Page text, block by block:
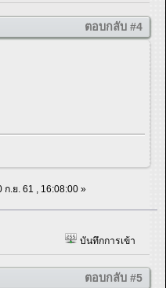
ตอบกลับ #4
ก.ย. 61 , 16:08:00 »
บันทึกการเข้า
ตอบกลับ #5